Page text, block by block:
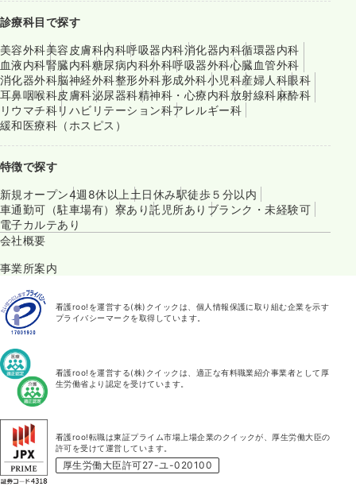
診療科目で探す
美容外科美容皮膚科内科呼吸器内科消化器内科循環器内科
血液内科腎臓内科糖尿病内科外科呼吸器外科心臓血管外科
消化器外科脳神経外科整形外科形成外科小児科産婦人科眼科
耳鼻咽喉科皮膚科泌尿器科精神科・心療内科放射線科麻酔科
リウマチ科リハビリテーション科アレルギー科
緩和医療科（ホスピス）
特徴で探す
新規オープン4週8休以上 土日休み駅徒歩５分以内
車通勤可（駐車場有） 寮あり託児所あり ブランク・未経験可
電子カルテあり
会社概要
事業所案内
看護roo!を運営する(株)クイックは、個人情報保護に取り組む企業を示す
プライバシーマークを取得しています。
看護roo!を運営する(株)クイックは、適正な有料職業紹介事業者として厚
生労働省より認定を受けています。
看護roo!転職は東証プライム市場上場企業のクイックが、厚生労働大臣の
許可を受けて運営しています。
厚生労働大臣許可27-ユ-020100